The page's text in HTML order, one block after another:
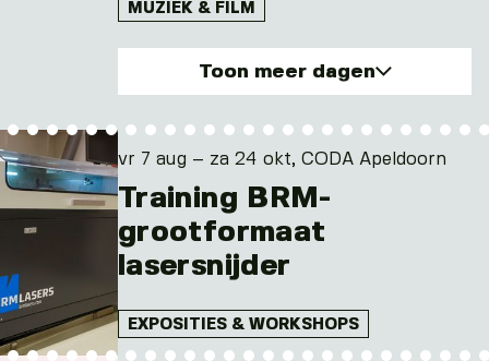
MUZIEK & FILM
Toon meer dagen
vr. 7 aug 2026
za. 8 aug 2026
zo. 9 aug 2026
ma. 10 aug 2026
di. 11 aug 2026
en 3 andere dagen
vr 7 aug – za 24 okt, CODA Apeldoorn
Training BRM-
grootformaat
lasersnijder
EXPOSITIES & WORKSHOPS